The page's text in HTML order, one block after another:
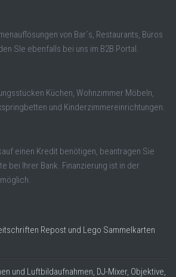
von Bar´s, Restaurants, Büros
SIe ebenfalls bei uns im B2B Portal.
Küchen, Wohnzimmer Möbeln,
und Kinderzimmereinrichtungen.
einen Kredit benötigen, beantragen Sie
bei Ihrer Bank. Finanzierung ist in der
Repost und Lego Sammelkarten
und Luftbildaufnahmen, DJ-Mixer, Objektive,